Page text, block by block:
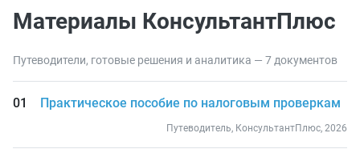
Материалы КонсультантПлюс
Путеводители, готовые решения и аналитика — 7 документов
Практическое пособие по налоговым проверкам
Путеводитель, КонсультантПлюс, 2026